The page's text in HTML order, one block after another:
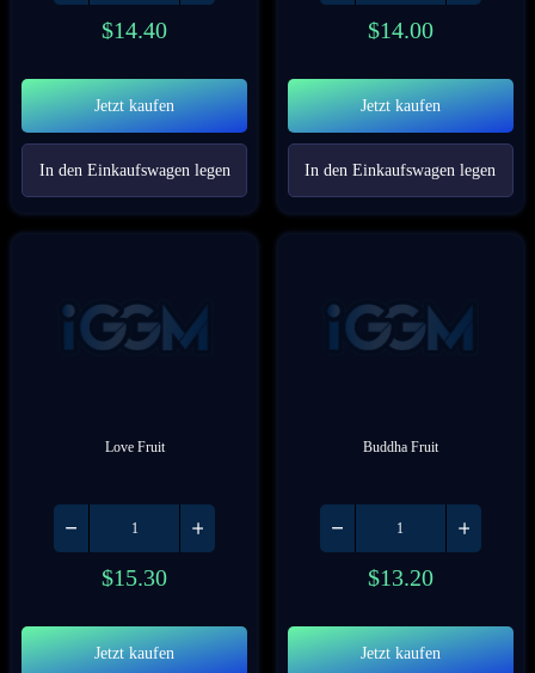
$14.40
Jetzt kaufen
In den Einkaufswagen legen
$14.00
Jetzt kaufen
In den Einkaufswagen legen
Love Fruit
$15.30
Jetzt kaufen
Buddha Fruit
$13.20
Jetzt kaufen